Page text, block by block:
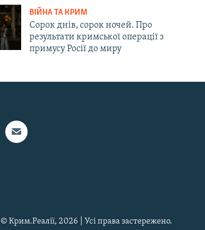
ВІЙНА ТА КРИМ
Сорок днів, сорок ночей. Про
результати кримської операції з
примусу Росії до миру
© Крим.Реалії, 2026 | Усі права застережено.